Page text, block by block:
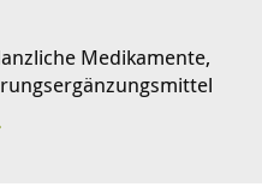
Medikamente,